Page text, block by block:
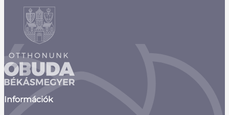
Információk